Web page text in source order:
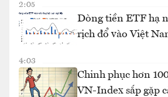
2:05
Dòng tiền ETF hạ
rịch đổ vào Việt
4:03
Chinh phục hơn
VN-Index sắp gặp